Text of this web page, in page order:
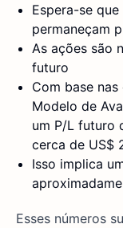
Espera-se
permaneçam
As ações são
futuro
Com base
Modelo de
um P/L futuro
cerca de US$
Isso implica
Esses números